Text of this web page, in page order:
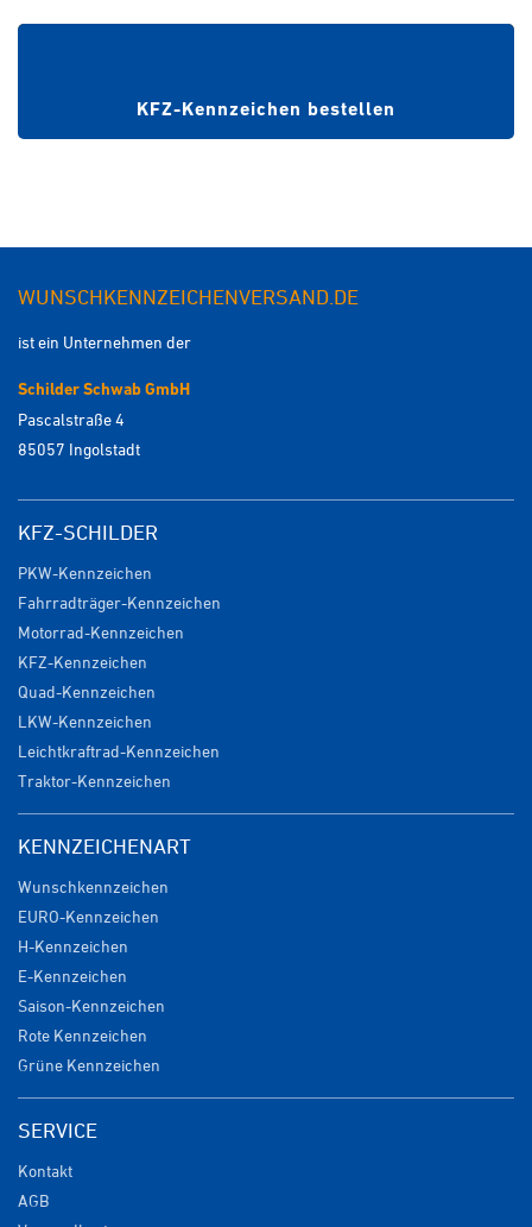
KFZ-Kennzeichen bestellen
WUNSCHKENNZEICHENVERSAND.DE
ist ein Unternehmen der
Schilder Schwab GmbH
Pascalstraße 4
85057 Ingolstadt
KFZ-SCHILDER
PKW-Kennzeichen
Fahrradträger-Kennzeichen
Motorrad-Kennzeichen
KFZ-Kennzeichen
Quad-Kennzeichen
LKW-Kennzeichen
Leichtkraftrad-Kennzeichen
Traktor-Kennzeichen
KENNZEICHENART
Wunschkennzeichen
EURO-Kennzeichen
H-Kennzeichen
E-Kennzeichen
Saison-Kennzeichen
Rote Kennzeichen
Grüne Kennzeichen
SERVICE
Kontakt
AGB